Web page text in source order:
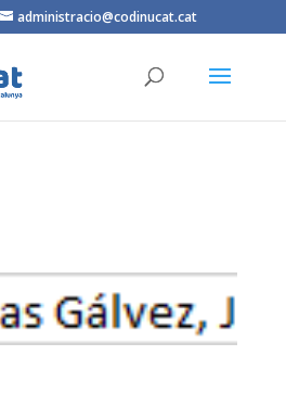
administracio@codinucat.cat